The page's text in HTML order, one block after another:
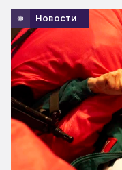
Новости